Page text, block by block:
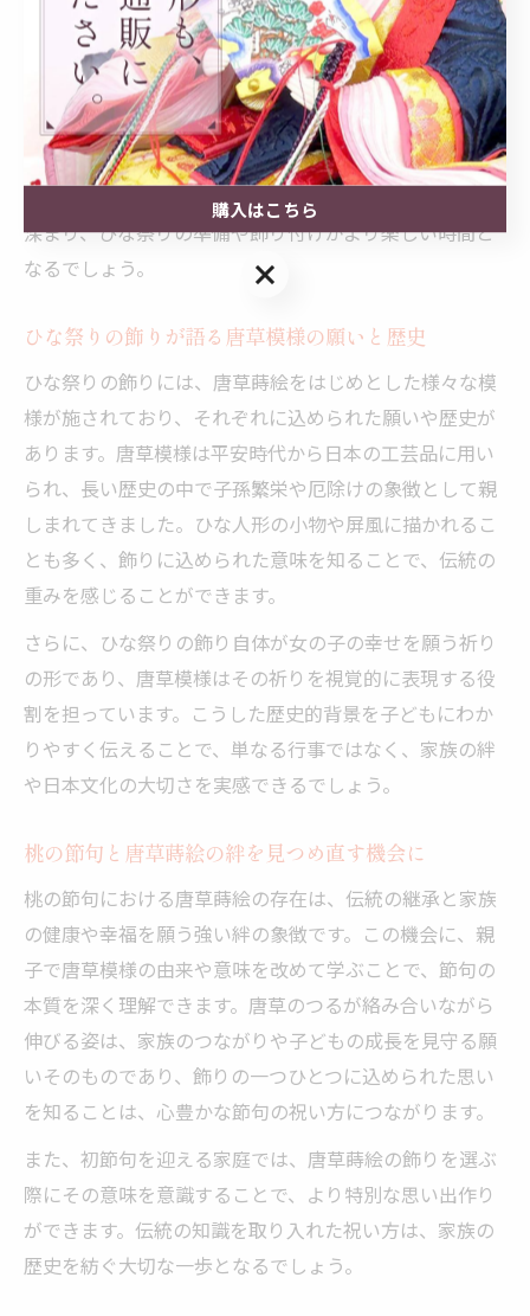
来が末永く幸せであるよう願う気持ちが表現されていま
また、蒔絵の技術自体も職人の手仕事による伝統工芸で
あり、その繊細な技法を知ることで、伝統文化の価値や
大切さを子どもたちに伝えることが可能です。こうした
背景を話題にすることで、親子のコミュニケーションも
深まり、ひな祭りの準備や飾り付けがより楽しい時間と
なるでしょう。
ひな祭りの飾りが語る唐草模様の願いと歴史
ひな祭りの飾りには、唐草蒔絵をはじめとした様々な模
様が施されており、それぞれに込められた願いや歴史が
あります。唐草模様は平安時代から日本の工芸品に用い
られ、長い歴史の中で子孫繁栄や厄除けの象徴として親
しまれてきました。ひな人形の小物や屏風に描かれるこ
とも多く、飾りに込められた意味を知ることで、伝統の
重みを感じることができます。
さらに、ひな祭りの飾り自体が女の子の幸せを願う祈り
の形であり、唐草模様はその祈りを視覚的に表現する役
割を担っています。こうした歴史的背景を子どもにわか
りやすく伝えることで、単なる行事ではなく、家族の絆
や日本文化の大切さを実感できるでしょう。
桃の節句と唐草蒔絵の絆を見つめ直す機会に
桃の節句における唐草蒔絵の存在は、伝統の継承と家族
の健康や幸福を願う強い絆の象徴です。この機会に、親
子で唐草模様の由来や意味を改めて学ぶことで、節句の
本質を深く理解できます。唐草のつるが絡み合いながら
伸びる姿は、家族のつながりや子どもの成長を見守る願
いそのものであり、飾りの一つひとつに込められた思い
を知ることは、心豊かな節句の祝い方につながります。
また、初節句を迎える家庭では、唐草蒔絵の飾りを選ぶ
際にその意味を意識することで、より特別な思い出作り
ができます。伝統の知識を取り入れた祝い方は、家族の
歴史を紡ぐ大切な一歩となるでしょう。
購入はこちら
購入はこちら